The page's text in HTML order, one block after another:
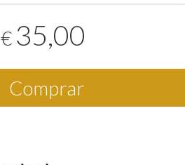
€ 35,00
Comprar